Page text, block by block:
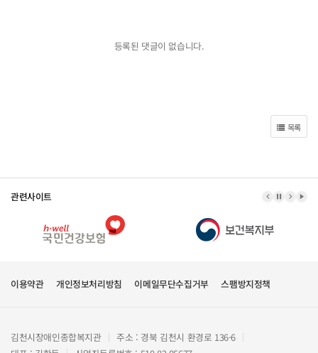
등록된 댓글이 없습니다.
목록
관련사이트 이전 배너
배너 정지
다음배
이용약관 개인정보처리방침 이메일무단수집거부 스팸방지정책
김천시장애인종합복지관
주소 : 경북 김천시 환경로 136-6